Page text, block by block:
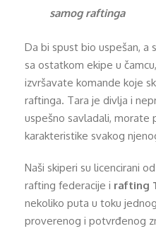
samog raftinga
Da bi spust bio uspešan, a
sa ostatkom ekipe u
izvršavate komande koje
raftinga. Tara je divlja i
uspešno savladali, morate
karakteristike svakog
Naši skiperi su licencirani
rafting federacije i rafting
nekoliko puta u toku
proverenog i potvrđenog